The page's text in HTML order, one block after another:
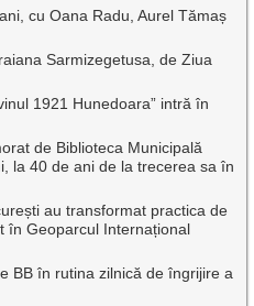
cu Oana Radu, Aurel Tămaș
Sarmizegetusa, de Ziua
1921 Hunedoara” intră în
de Biblioteca Municipală
la 40 de ani de la trecerea sa în
au transformat practica de
în Geoparcul Internațional
BB în rutina zilnică de îngrijire a